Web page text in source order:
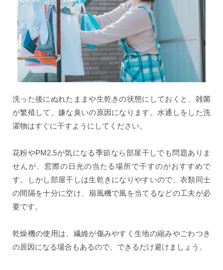
洗った後にぬれたままや生乾きの状態にしておくと、雑菌
が繁殖して、嫌な臭いの原因になります。水通しをした洗
濯物はすぐに干すようにしてください。
花粉やPM2.5が気になる季節なら部屋干しでも問題ありま
せんが、窓際の日光の当たる場所で干すのがおすすめで
す。しかし部屋干しは生乾きになりやすいので、衣類同士
の間隔を十分に空け、扇風機で風を当てるなどの工夫が必
要です。
乾燥機の使用は、繊維が傷みやすく生地の縮みやごわつき
の原因になる場合もあるので、できるだけ避けましょう。